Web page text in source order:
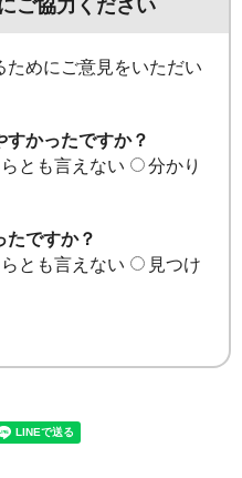
めにご意見をいただい
かったですか？
とも言えない
分かり
たですか？
とも言えない
見つけ